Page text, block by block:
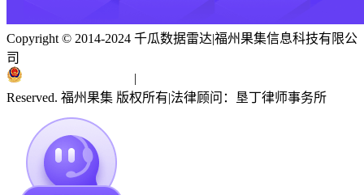
Copyright © 2014-2024 千瓜数据雷达|福州果集信息科技有限公
司
|
Reserved. 福州果集 版权所有|法律顾问：垦丁律师事务所